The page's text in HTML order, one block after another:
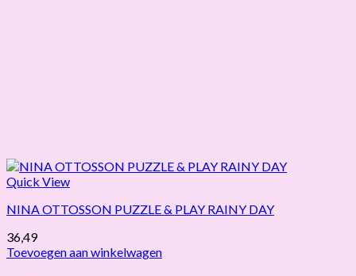
Quick View
NINA OTTOSSON PUZZLE & PLAY RAINY DAY
36,49
Toevoegen aan winkelwagen